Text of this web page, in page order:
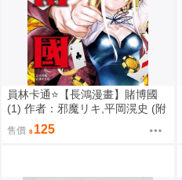
員林卡通⭐️【長鴻漫畫】賭博國
(1) 作者：邪魔リキ,平岡滉史 (附
尼采書套)
售價 125